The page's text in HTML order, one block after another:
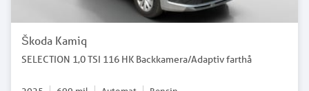
Škoda Kamiq
SELECTION 1,0 TSI 116 HK Backkamera/Adaptiv farthå